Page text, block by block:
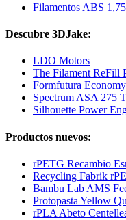
Filamentos ABS
Descubre 3DJake:
LDO Motors
The Filament ReFill
Formfutura
Spectrum ASA 275
Silhouette Power
Productos nuevos:
rPETG Recambio
Recycling Fabrik
Bambu Lab AMS
Protopasta Yellow
rPLA Abeto